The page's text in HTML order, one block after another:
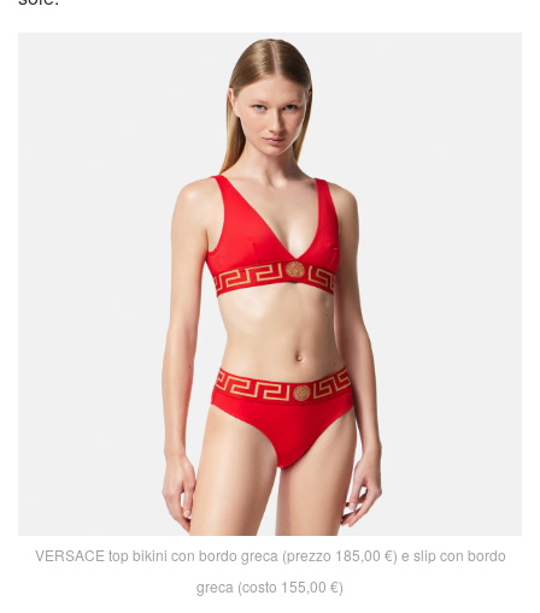
VERSACE top bikini con bordo greca (prezzo 185,00 €) e slip con bordo
greca (costo 155,00 €)